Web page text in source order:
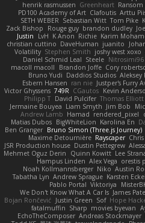
henrik rasmussen Greenheart Ransom
PD100 Academy of Art Clafoutis Arttu
SETH WEBER Sebastian Witt Tom Pike
Zack Bishop
Rouge guy brandon dudley
Justin
LvH K Anon Richie Karim
christian cuttino DaveHuman juanito
Volatility Stephen Smith joshy west xoxo
Daniel Schmid Leal Steele Nitrosimi96
macoll macoll
Brandon Joffe Cory
Bruno Yudi Daddios Studios Aleksey
Esbern Hansen ran nie Justper's Furry
Victor Ghyssens 749R CGautos Kevin
Philipp T David Pulcifer Thomas Elliott
Jermaine Bouyea Liam Smyth Jim Bob
Andrew Lamb Hamad rendered_pixel
Matias Dubos BigWhiteLion Karolina En
Ben Granger Bruno Simon (Three.js Journey)
Maxime Detournière Rayscaper
JSR Production house Dustin Pettegrew
Mehmet Oguz Derin
Quinn Kowitt Lee
Hampus Linden Alex Vega orestis
Noah Kollmannsberger Niko Austin
Tabatha Lyn Andrew Sprague Karsten
Pablo Portal Viktoriya
We Don't Know What A Car Is James
Bojan Rončević
Justin Green Sof Hope
fatalmuffin Sharp movies byevan
EchoTheComposer Andreas Stockmayer